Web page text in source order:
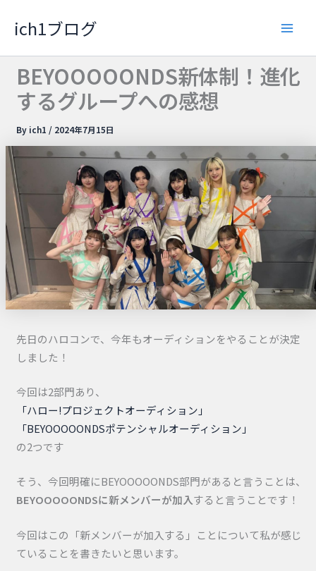
ich1ブログ
BEYOOOOONDS新体制！進化
するグループへの感想
By ich1 / 2024年7月15日
先日のハロコンで、今年もオーディションをやることが決定
しました！
今回は2部門あり、
「ハロー!プロジェクトオーディション」
「BEYOOOOONDSポテンシャルオーディション」
の2つです
そう、今回明確にBEYOOOOONDS部門があると言うことは、
BEYOOOOONDSに新メンバーが加入すると言うことです！
今回はこの「新メンバーが加入する」ことについて私が感じ
ていることを書きたいと思います。